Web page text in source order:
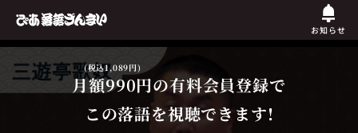
お知らせ
月額990円
(税込1,089円)
の有料会員登録で
この落語を視聴できます!